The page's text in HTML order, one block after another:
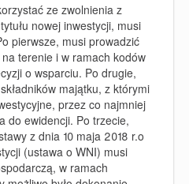
ze zwolnienia z
nowej inwestycji, musi
pierwsze, musi prowadzić
terenie i w ramach kodów
o wsparciu. Po drugie,
majątku, z którymi
przez co najmniej
do ewidencji. Po trzecie,
z dnia 10 maja 2018 r.o
(ustawa o WNI) musi
w ramach